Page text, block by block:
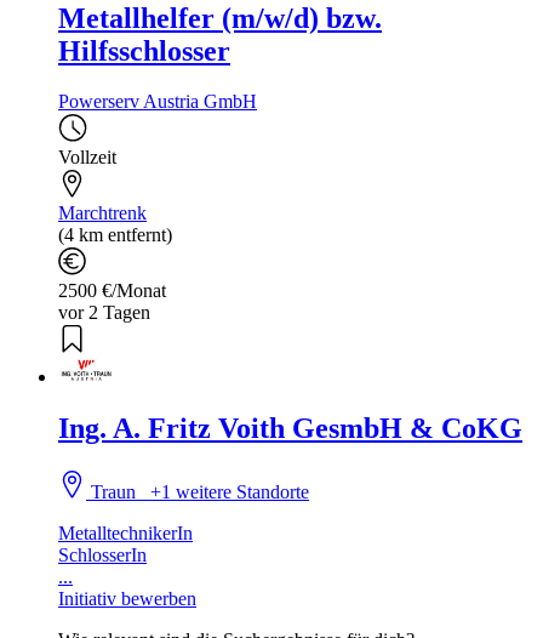
Metallhelfer (m/w/d) bzw.
Hilfsschlosser
Powerserv Austria GmbH
Vollzeit
Marchtrenk
(4 km entfernt)
2500 €/Monat
vor 2 Tagen
Ing. A. Fritz Voith GesmbH & CoKG
Traun+1 weitere Standorte
MetalltechnikerIn
SchlosserIn
...
Initiativ bewerben